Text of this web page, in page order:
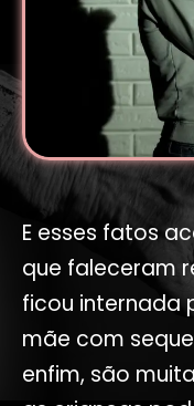
E esses fatos
que faleceram
ficou internada
mãe com
enfim, são